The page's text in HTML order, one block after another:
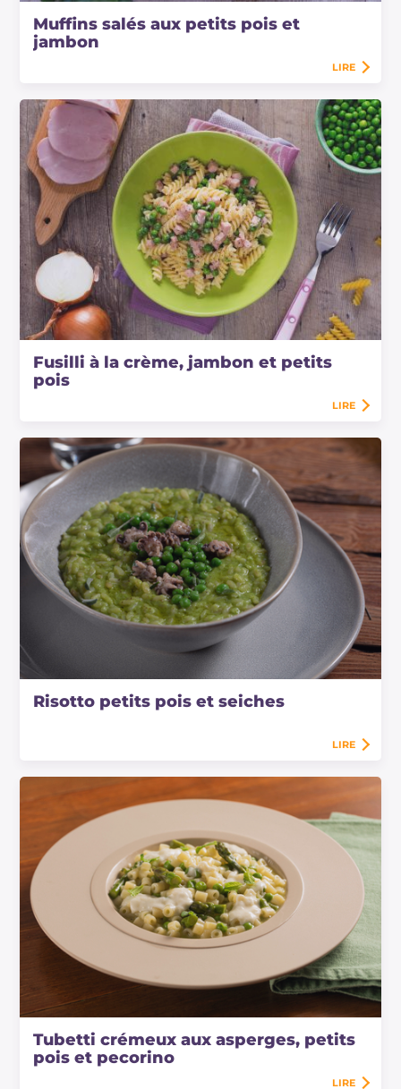
Muffins salés aux petits pois et
jambon
LIRE
Fusilli à la crème, jambon et petits
pois
LIRE
Risotto petits pois et seiches
LIRE
Tubetti crémeux aux asperges, petits
pois et pecorino
LIRE